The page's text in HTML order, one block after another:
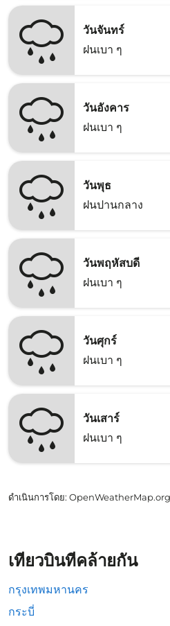
วันจันทร์
ฝนเบา ๆ
วันอังคาร
ฝนเบา ๆ
วันพุธ
ฝนปานกลาง
วันพฤหัสบดี
ฝนเบา ๆ
วันศุกร์
ฝนเบา ๆ
วันเสาร์
ฝนเบา ๆ
ดำเนินการโดย: OpenWeatherMap.org
เที่ยวบินที่คล้ายกัน
กรุงเทพมหานคร
กระบี่